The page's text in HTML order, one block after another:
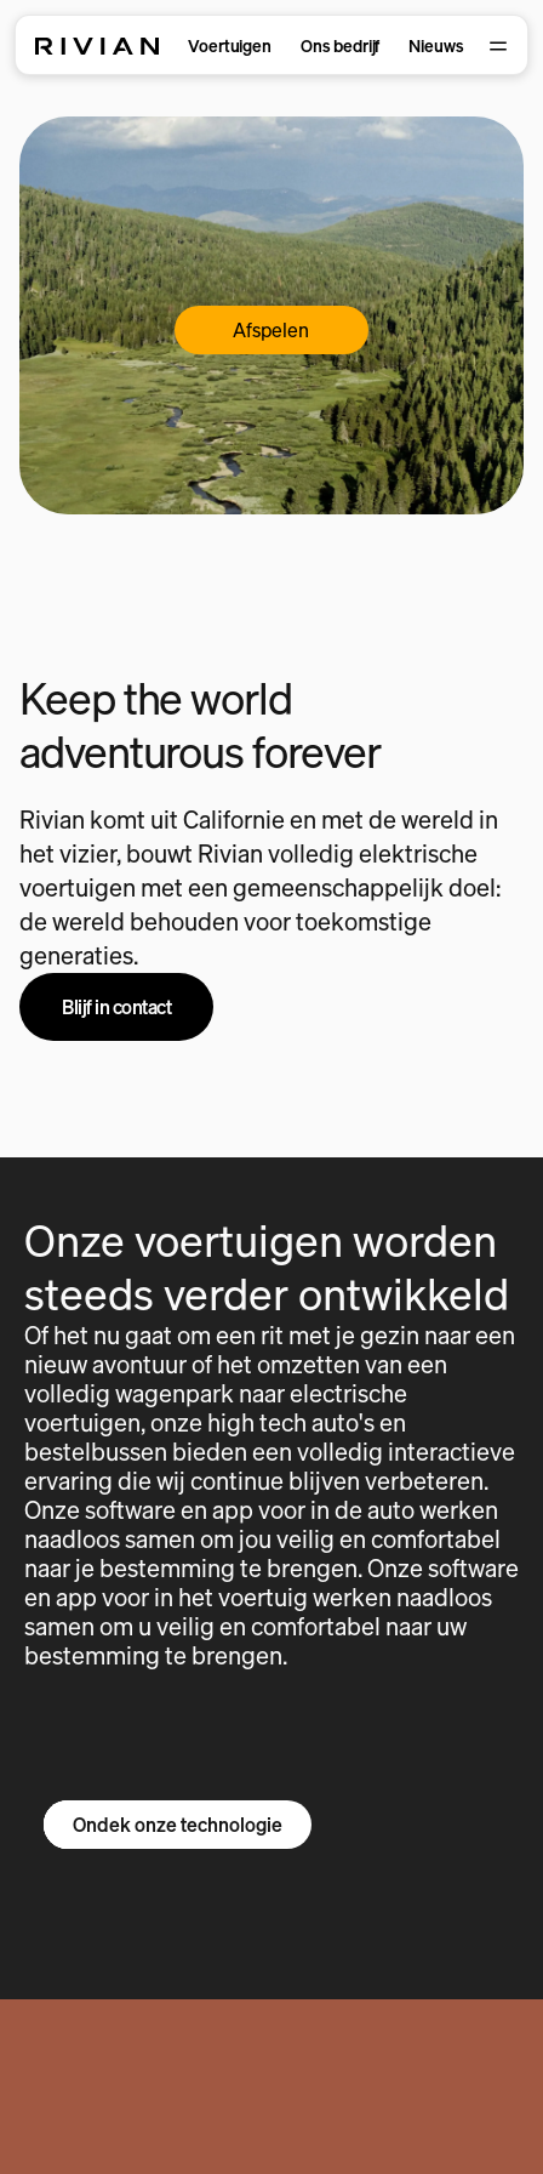
Voertuigen Ons bedrijf Nieuws
Afspelen
Keep the world
adventurous forever
Rivian komt uit Californie en met de wereld in
het vizier, bouwt Rivian volledig elektrische
voertuigen met een gemeenschappelijk doel:
de wereld behouden voor toekomstige
generaties.
Blijf in contact
Onze voertuigen worden
steeds verder ontwikkeld
Of het nu gaat om een rit met je gezin naar een
nieuw avontuur of het omzetten van een
volledig wagenpark naar electrische
voertuigen, onze high tech auto's en
bestelbussen bieden een volledig interactieve
ervaring die wij continue blijven verbeteren.
Onze software en app voor in de auto werken
naadloos samen om jou veilig en comfortabel
naar je bestemming te brengen. Onze software
en app voor in het voertuig werken naadloos
samen om u veilig en comfortabel naar uw
bestemming te brengen.
Ontdek de R1S
Ontdek de R1T
Ontdek de bestelbus
Ondek onze technologie